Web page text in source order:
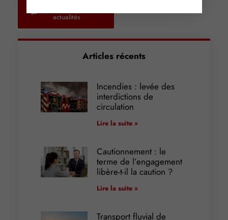
actualités
Articles récents
Incendies : levée des
interdictions de
circulation
Lire la suite »
Cautionnement : le
terme de l’engagement
libère-t-il la caution ?
Lire la suite »
Transport fluvial de